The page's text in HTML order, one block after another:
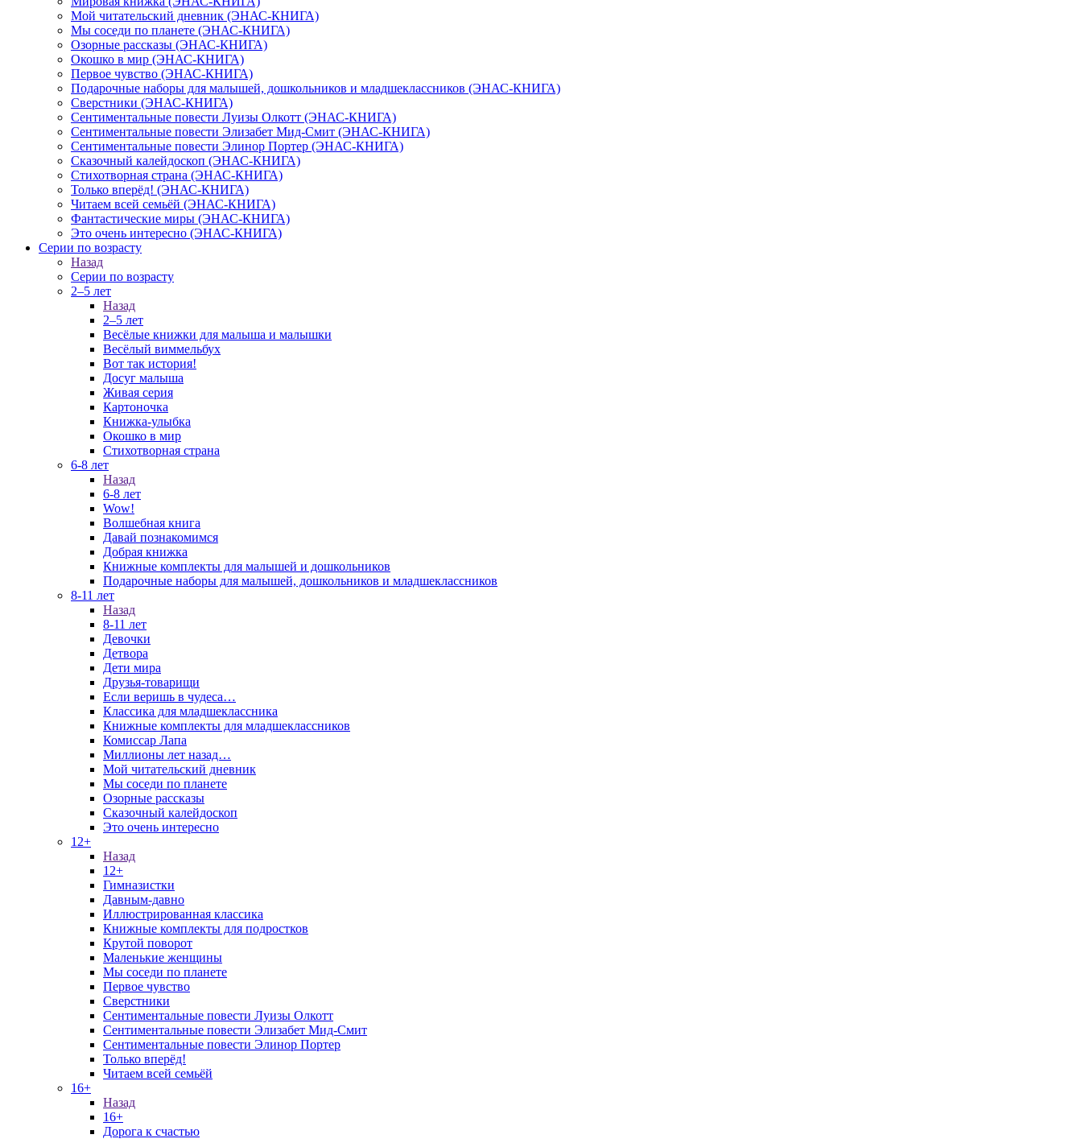
Мой читательский дневник (ЭНАС-КНИГА)
Мы соседи по планете (ЭНАС-КНИГА)
Озорные рассказы (ЭНАС-КНИГА)
Окошко в мир (ЭНАС-КНИГА)
Первое чувство (ЭНАС-КНИГА)
Подарочные наборы для малышей, дошкольников и младшеклассников (ЭНАС-КНИГА)
Сверстники (ЭНАС-КНИГА)
Сентиментальные повести Луизы Олкотт (ЭНАС-КНИГА)
Сентиментальные повести Элизабет Мид-Смит (ЭНАС-КНИГА)
Сентиментальные повести Элинор Портер (ЭНАС-КНИГА)
Сказочный калейдоскоп (ЭНАС-КНИГА)
Стихотворная страна (ЭНАС-КНИГА)
Только вперёд! (ЭНАС-КНИГА)
Читаем всей семьёй (ЭНАС-КНИГА)
Фантастические миры (ЭНАС-КНИГА)
Это очень интересно (ЭНАС-КНИГА)
Серии по возрасту
Назад
Серии по возрасту
2–5 лет
Назад
2–5 лет
Весёлые книжки для малыша и малышки
Весёлый виммельбух
Вот так история!
Досуг малыша
Живая серия
Картоночка
Книжка-улыбка
Окошко в мир
Стихотворная страна
6-8 лет
Назад
6-8 лет
Wow!
Волшебная книга
Давай познакомимся
Добрая книжка
Книжные комплекты для малышей и дошкольников
Подарочные наборы для малышей, дошкольников и младшеклассников
8-11 лет
Назад
8-11 лет
Девочки
Детвора
Дети мира
Друзья-товарищи
Если веришь в чудеса…
Классика для младшеклассника
Книжные комплекты для младшеклассников
Комиссар Лапа
Миллионы лет назад…
Мой читательский дневник
Мы соседи по планете
Озорные рассказы
Сказочный калейдоскоп
Это очень интересно
12+
Назад
12+
Гимназистки
Давным-давно
Иллюстрированная классика
Книжные комплекты для подростков
Крутой поворот
Маленькие женщины
Мы соседи по планете
Первое чувство
Сверстники
Сентиментальные повести Луизы Олкотт
Сентиментальные повести Элизабет Мид-Смит
Сентиментальные повести Элинор Портер
Только вперёд!
Читаем всей семьёй
16+
Назад
16+
Дорога к счастью